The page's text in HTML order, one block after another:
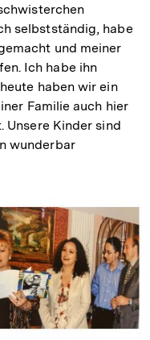
selbstständig, habe
und meiner
Ich habe ihn
haben wir ein
Familie auch hier
Unsere Kinder sind
wunderbar